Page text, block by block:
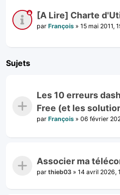
[A Lire] Charte
par François » 15 mai 2011,
Sujets
Les 10 erreurs
Free (et les
par François » 06 février
Associer ma
par thieb03 » 14 avril 2026,